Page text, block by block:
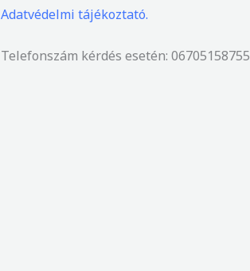
Adatvédelmi tájékoztató.
Telefonszám kérdés esetén: 06705158755